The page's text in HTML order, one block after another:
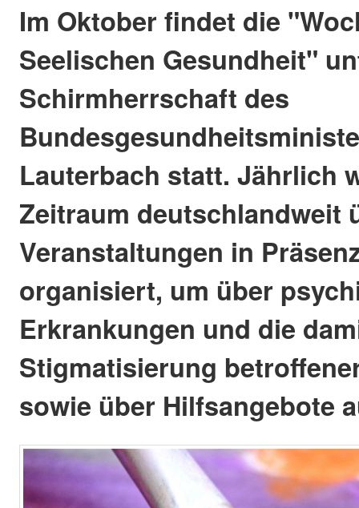
Im Oktober findet die
Seelischen Gesundheit"
Schirmherrschaft des
Lauterbach statt. Jährlich
Zeitraum deutschlandweit
Veranstaltungen in
organisiert, um über
Erkrankungen und die
Stigmatisierung
sowie über Hilfsangebote